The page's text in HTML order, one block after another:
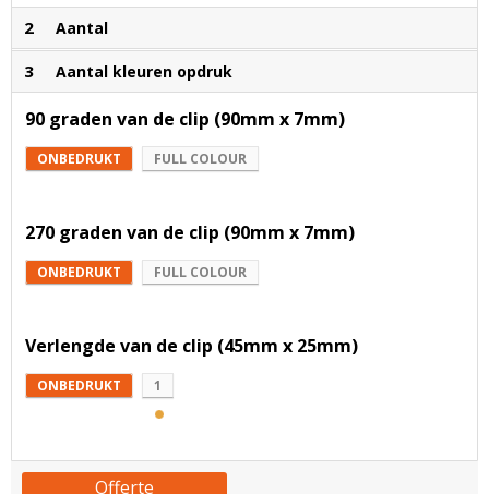
2 Aantal
3 Aantal kleuren opdruk
90 graden van de clip (90mm x 7mm)
ONBEDRUKT FULL COLOUR
270 graden van de clip (90mm x 7mm)
ONBEDRUKT FULL COLOUR
Verlengde van de clip (45mm x 25mm)
ONBEDRUKT 1
Offerte